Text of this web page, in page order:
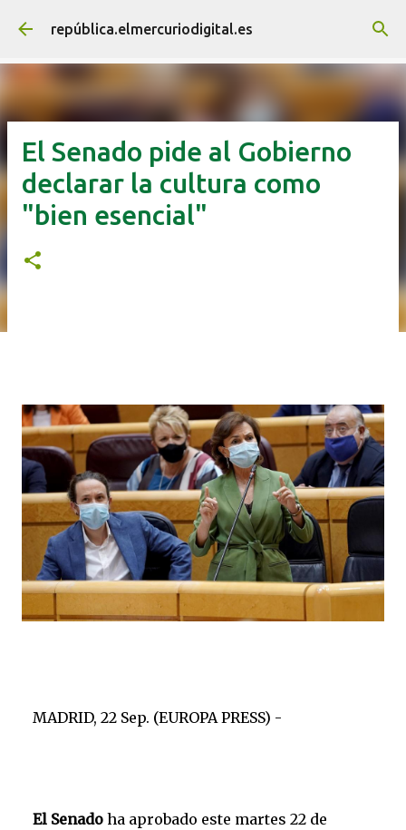
Ir al contenido principal
república.elmercuriodigital.es
El Senado pide al Gobierno
declarar la cultura como
"bien esencial"
MADRID, 22 Sep. (EUROPA PRESS) -
El Senado ha aprobado este martes 22 de